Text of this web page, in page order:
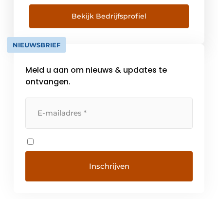
horeca-en winkelinrichting en intralogistiek.
Bekijk Bedrijfsprofiel
NIEUWSBRIEF
Meld u aan om nieuws & updates te
ontvangen.